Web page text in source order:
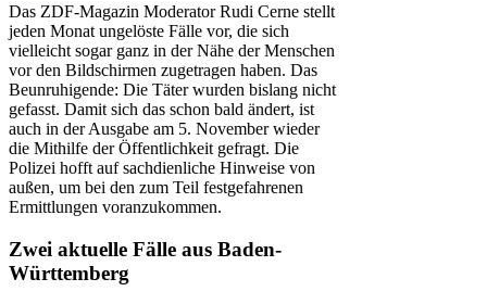
Das ZDF-Magazin Moderator Rudi Cerne stellt
jeden Monat ungelöste Fälle vor, die sich
vielleicht sogar ganz in der Nähe der Menschen
vor den Bildschirmen zugetragen haben. Das
Beunruhigende: Die Täter wurden bislang nicht
gefasst. Damit sich das schon bald ändert, ist
auch in der Ausgabe am 5. November wieder
die Mithilfe der Öffentlichkeit gefragt. Die
Polizei hofft auf sachdienliche Hinweise von
außen, um bei den zum Teil festgefahrenen
Ermittlungen voranzukommen.
Zwei aktuelle Fälle aus Baden-
Württemberg